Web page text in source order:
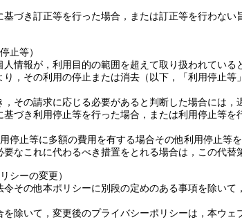
基づき訂正等を行った場合，または訂正等を行わな
止等）
人情報が，利用目的の範囲を超えて取り扱われてい
，その利用の停止または消去（以下，「利用停止等
その請求に応じる必要があると判断した場合には，
基づき利用停止等を行った場合，または利用停止等
停止等に多額の費用を有する場合その他利用停止等
なこれに代わるべき措置をとれる場合は，この代替
シーの変更）
その他本ポリシーに別段の定めのある事項を除い
を除いて，変更後のプライバシーポリシーは，本ウ